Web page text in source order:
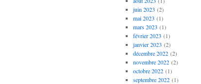
juin 2023 (2)
mai 2023 (1)
mars 2023 (1)
février 2023 (1)
janvier 2023 (2)
décembre 2022(2)
novembre 2022(2)
octobre 2022(1)
septembre 2022(1)